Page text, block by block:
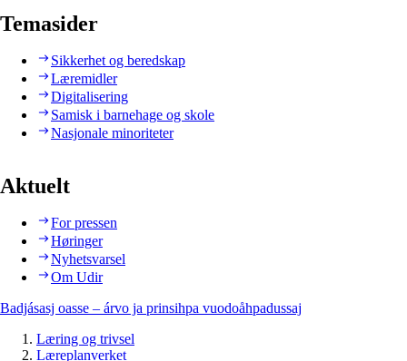
Temasider
Sikkerhet og beredskap
Læremidler
Digitalisering
Samisk i barnehage og skole
Nasjonale minoriteter
Aktuelt
For pressen
Høringer
Nyhetsvarsel
Om Udir
Badjásasj oasse – árvo ja prinsihpa vuodoåhpadussaj
Læring og trivsel
Læreplanverket